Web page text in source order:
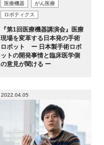
医療機器
がん医療
ロボティクス
『第1回医療機器講演会』医療
現場を変革する日本発の手術
ロボット ー 日本製手術ロボ
ットの開発事情と臨床医学側
の意見が聞ける ー
2022.04.05